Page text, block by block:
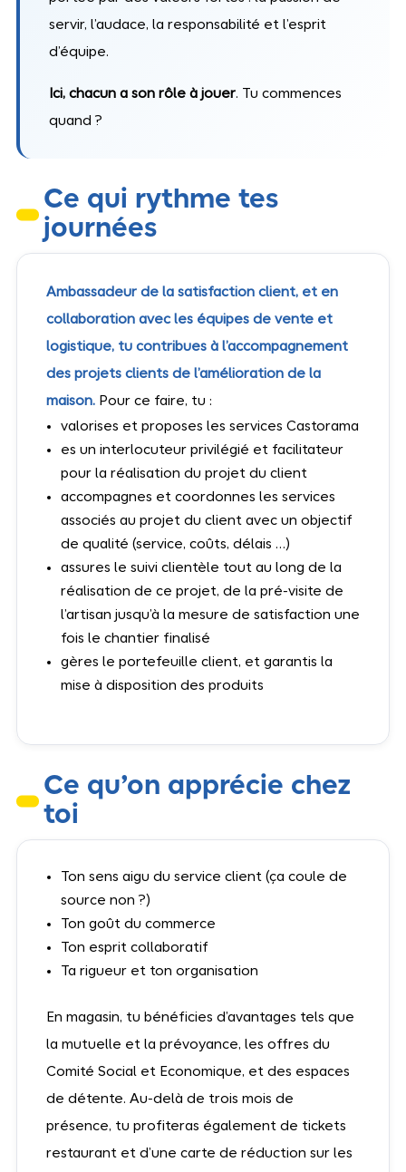
servir, l’audace, la responsabilité et l’esprit
d’équipe.
Ici, chacun a son rôle à jouer. Tu commences
quand ?
Ce qui rythme tes
journées
Ambassadeur de la satisfaction client, et en
collaboration avec les équipes de vente et
logistique, tu contribues à l’accompagnement
des projets clients de l’amélioration de la
maison. Pour ce faire, tu :
valorises et proposes les services Castorama
es un interlocuteur privilégié et facilitateur
pour la réalisation du projet du client
accompagnes et coordonnes les services
associés au projet du client avec un objectif
de qualité (service, coûts, délais …)
assures le suivi clientèle tout au long de la
réalisation de ce projet, de la pré-visite de
l’artisan jusqu’à la mesure de satisfaction une
fois le chantier finalisé
gères le portefeuille client, et garantis la
mise à disposition des produits
Ce qu’on apprécie chez
toi
Ton sens aigu du service client (ça coule de
source non ?)
Ton goût du commerce
Ton esprit collaboratif
Ta rigueur et ton organisation
En magasin, tu bénéficies d’avantages tels que
la mutuelle et la prévoyance, les offres du
Comité Social et Economique, et des espaces
de détente. Au-delà de trois mois de
présence, tu profiteras également de tickets
restaurant et d’une carte de réduction sur les